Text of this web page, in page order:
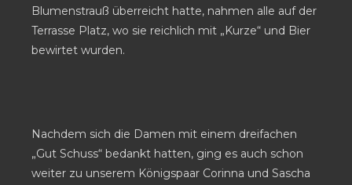
Blumenstrauß überreicht hatte, nahmen alle auf der
Terrasse Platz, wo sie reichlich mit „Kurze“ und Bier
bewirtet wurden.
Nachdem sich die Damen mit einem dreifachen
„Gut Schuss“ bedankt hatten, ging es auch schon
weiter zu unserem Königspaar Corinna und Sascha